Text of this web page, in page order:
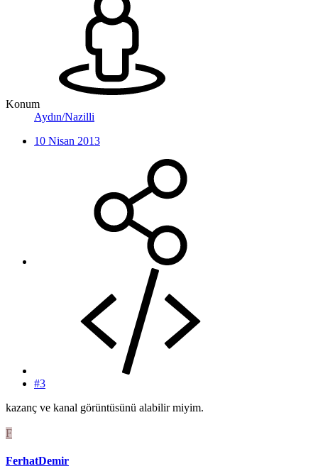
Konum
Aydın/Nazilli
10 Nisan 2013
#3
kazanç ve kanal görüntüsünü alabilir miyim.
F
FerhatDemir